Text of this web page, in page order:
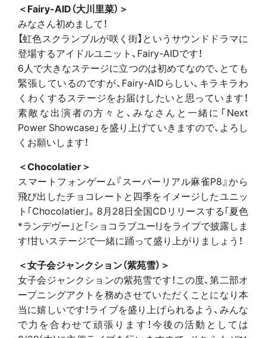
＜Fairy-AID（大川里菜）＞
みなさん初めまして！
【虹色スクランブルが咲く街】というサウンドドラマに
登場するアイドルユニット、Fairy-AIDです！
6人で大きなステージに立つのは初めてなので、とても
緊張しているのですが、Fairy-AIDらしい、キラキラわ
くわくするステージをお届けしたいと思っています！
素敵な出演者の方々と、みなさんと一緒に「Next
Power Showcase」を盛り上げていきますので、よろし
くお願いします！
＜Chocolatier＞
スマートフォンゲーム『スーパーリアル麻雀P8』から
飛び出したチョコレートと四季をイメージしたユニッ
ト｢Chocolatier｣。8月28日全国CDリリースする｢夏色
*ランデヴー｣と｢ショコラブユー!｣をライブで披露しま
す!甘いステージで一緒に踊って盛り上がりましょう！
＜女子会ジャンクション（紫苑雪）＞
女子会ジャンクションの紫苑雪です！この度、第二部オ
ープニングアクトを務めさせていただくことになり本
当に嬉しいです！ライブを盛り上げられるよう、みんな
で力を合わせて頑張ります！今後の活動としては